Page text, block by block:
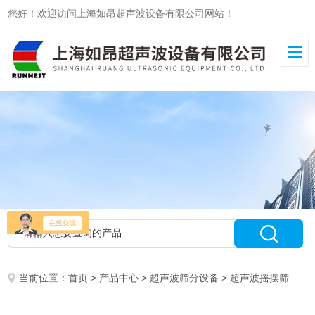
您好！欢迎访问上海如昂超声波设备有限公司网站！
当前位置：首页 > 产品中心 > 超声波筛分设备 > 超声波摇摆筛